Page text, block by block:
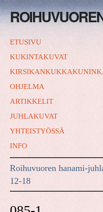
ETUSIVU
KUKINTAKUVAT
OHJELMA
ARTIKKELIT
JUHLAKUVAT
YHTEISTYÖSSÄ
INFO
Roihuvuoren hanami-
12-18